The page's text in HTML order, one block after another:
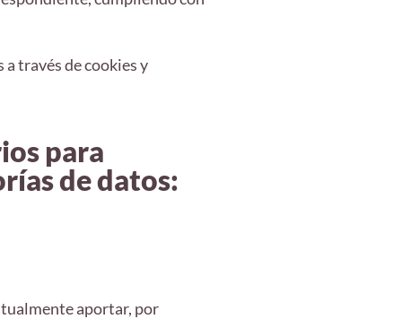
través de cookies y
para
de datos:
aportar, por